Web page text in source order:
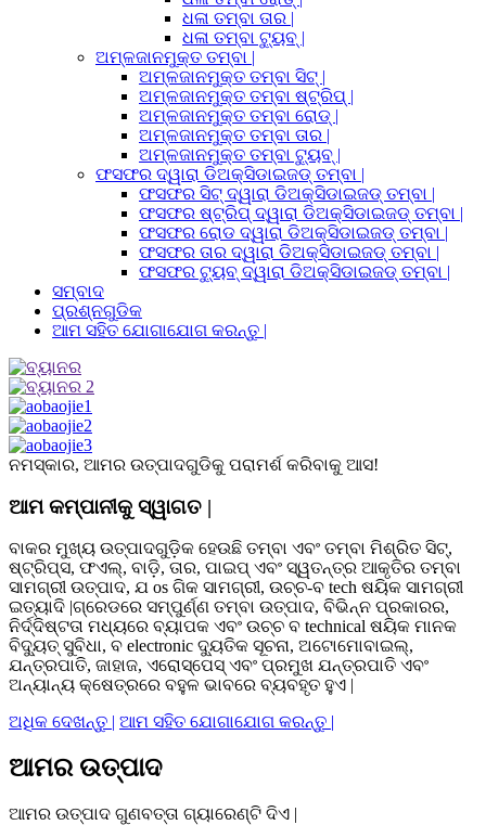
ଧଳା ତମ୍ବା ତାର |
ଧଳା ତମ୍ବା ଟ୍ୟୁବ୍ |
ଅମ୍ଳଜାନମୁକ୍ତ ତମ୍ବା |
ଅମ୍ଳଜାନମୁକ୍ତ ତମ୍ବା ସିଟ୍ |
ଅମ୍ଳଜାନମୁକ୍ତ ତମ୍ବା ଷ୍ଟ୍ରିପ୍ |
ଅମ୍ଳଜାନମୁକ୍ତ ତମ୍ବା ରୋଡ୍ |
ଅମ୍ଳଜାନମୁକ୍ତ ତମ୍ବା ତାର |
ଅମ୍ଳଜାନମୁକ୍ତ ତମ୍ବା ଟ୍ୟୁବ୍ |
ଫସଫର ଦ୍ୱାରା ଡିଅକ୍ସିଡାଇଜଡ୍ ତମ୍ବା |
ଫସଫର ସିଟ୍ ଦ୍ୱାରା ଡିଅକ୍ସିଡାଇଜଡ୍ ତମ୍ବା |
ଫସଫର ଷ୍ଟ୍ରିପ୍ ଦ୍ୱାରା ଡିଅକ୍ସିଡାଇଜଡ୍ ତମ୍ବା |
ଫସଫର ରୋଡ ଦ୍ୱାରା ଡିଅକ୍ସିଡାଇଜଡ୍ ତମ୍ବା |
ଫସଫର ତାର ଦ୍ୱାରା ଡିଅକ୍ସିଡାଇଜଡ୍ ତମ୍ବା |
ଫସଫର ଟ୍ୟୁବ୍ ଦ୍ୱାରା ଡିଅକ୍ସିଡାଇଜଡ୍ ତମ୍ବା |
ସମ୍ବାଦ
ପ୍ରଶ୍ନଗୁଡିକ
ଆମ ସହିତ ଯୋଗାଯୋଗ କରନ୍ତୁ |
ନମସ୍କାର, ଆମର ଉତ୍ପାଦଗୁଡିକୁ ପରାମର୍ଶ କରିବାକୁ ଆସ!
ଆମ କମ୍ପାନୀକୁ ସ୍ୱାଗତ |
ବାକର ମୁଖ୍ୟ ଉତ୍ପାଦଗୁଡ଼ିକ ହେଉଛି ତମ୍ବା ଏବଂ ତମ୍ବା ମିଶ୍ରିତ ସିଟ୍,
ଷ୍ଟ୍ରିପ୍ସ, ଫଏଲ୍, ବାଡ଼ି, ତାର, ପାଇପ୍ ଏବଂ ସ୍ୱତନ୍ତ୍ର ଆକୃତିର ତମ୍ବା
ସାମଗ୍ରୀ ଉତ୍ପାଦ, ଯ os ଗିକ ସାମଗ୍ରୀ, ଉଚ୍ଚ-ବ tech ଷୟିକ ସାମଗ୍ରୀ
ଇତ୍ୟାଦି |ଗ୍ରେଡରେ ସମ୍ପୁର୍ଣ୍ଣ ତମ୍ବା ଉତ୍ପାଦ, ବିଭିନ୍ନ ପ୍ରକାରର,
ନିର୍ଦ୍ଦିଷ୍ଟତା ମଧ୍ୟରେ ବ୍ୟାପକ ଏବଂ ଉଚ୍ଚ ବ technical ଷୟିକ ମାନକ
ବିଦ୍ୟୁତ୍ ସୁବିଧା, ବ electronic ଦ୍ୟୁତିକ ସୂଚନା, ଅଟୋମୋବାଇଲ୍,
ଯନ୍ତ୍ରପାତି, ଜାହାଜ, ଏରୋସ୍ପେସ୍ ଏବଂ ପ୍ରମୁଖ ଯନ୍ତ୍ରପାତି ଏବଂ
ଅନ୍ୟାନ୍ୟ କ୍ଷେତ୍ରରେ ବହୁଳ ଭାବରେ ବ୍ୟବହୃତ ହୁଏ |
ଅଧିକ ଦେଖନ୍ତୁ | ଆମ ସହିତ ଯୋଗାଯୋଗ କରନ୍ତୁ |
ଆମର ଉତ୍ପାଦ
ଆମର ଉତ୍ପାଦ ଗୁଣବତ୍ତା ଗ୍ୟାରେଣ୍ଟି ଦିଏ |